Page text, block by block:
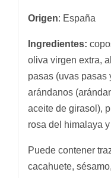
Origen: España
Ingredientes:
oliva virgen extra,
pasas (uvas pasas
arándanos
aceite de girasol),
rosa del himalaya
Puede contener
cacahuete,